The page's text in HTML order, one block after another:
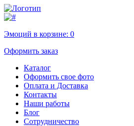
Эмоций в корзине: 0
Оформить заказ
Каталог
Оформить свое фото
Оплата и Доставка
Контакты
Наши работы
Блог
Сотрудничество